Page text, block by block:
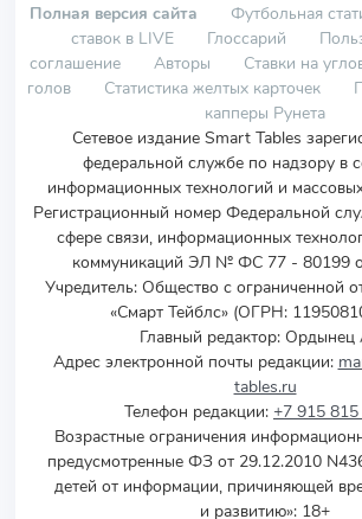
Полная версия сайта Футбольная
ставок в LIVE
Глоссарий
соглашение
Авторы Ставки на
голов
Статистика желтых карточек
капперы Рунета
Сетевое издание Smart Tables
федеральной службе по надзору в
информационных технологий и
Регистрационный номер Федеральной
сфере связи, информационных
коммуникаций ЭЛ № ФС 77 - 80199
Учредитель: Общество с ограниченной
«Смарт Тейблс» (ОГРН:
Главный редактор:
Адрес электронной почты редакции:
tables.ru
Телефон редакции: +7 915
Возрастные ограничения
предусмотренные ФЗ от 29.12.2010
детей от информации, причиняющей
и развитию»: 18+